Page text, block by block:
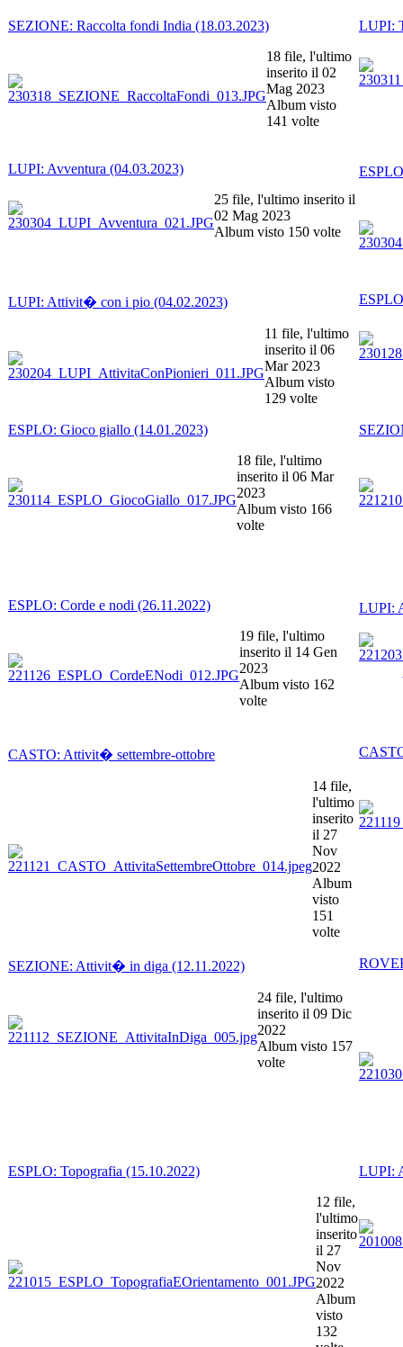
SEZIONE: Raccolta fondi India (18.03.2023)
18 file, l'ultimo
inserito il 02
Mag 2023
Album visto
141 volte
LUPI:
LUPI: Avventura (04.03.2023)
25 file, l'ultimo inserito il
02 Mag 2023
Album visto 150 volte
LUPI: Attivit� con i pio (04.02.2023)
11 file, l'ultimo
inserito il 06
Mar 2023
Album visto
129 volte
ESPLO: Gioco giallo (14.01.2023)
18 file, l'ultimo
inserito il 06 Mar
2023
Album visto 166
volte
ESPLO: Corde e nodi (26.11.2022)
19 file, l'ultimo
inserito il 14 Gen
2023
Album visto 162
volte
LUPI:
CASTO: Attivit� settembre-ottobre
14 file,
l'ultimo
inserito
il 27
Nov
2022
Album
visto
151
volte
SEZIONE: Attivit� in diga (12.11.2022)
24 file, l'ultimo
inserito il 09 Dic
2022
Album visto 157
volte
ESPLO: Topografia (15.10.2022)
12 file,
l'ultimo
inserito
il 27
Nov
2022
Album
visto
132
LUPI: